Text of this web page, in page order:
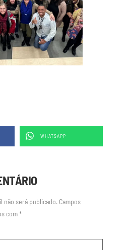
WHATSAPP
não será publicado. Campos
com*